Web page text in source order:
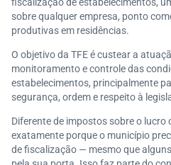
Por que a TFE é cobrada
for ao local?
Como organizar os
E?
Como a alteração do
ua TFE?
Como a tecnologia ajuda
os?
A TFE é obrigatória para
sobre qualquer empresa, ponto
produtivas em residências.
O objetivo da TFE é custear a
monitoramento e controle das
estabelecimentos, principalmente
segurança, ordem e respeito à
Diferente de impostos sobre o lucro
exatamente porque o município
de fiscalização — mesmo que